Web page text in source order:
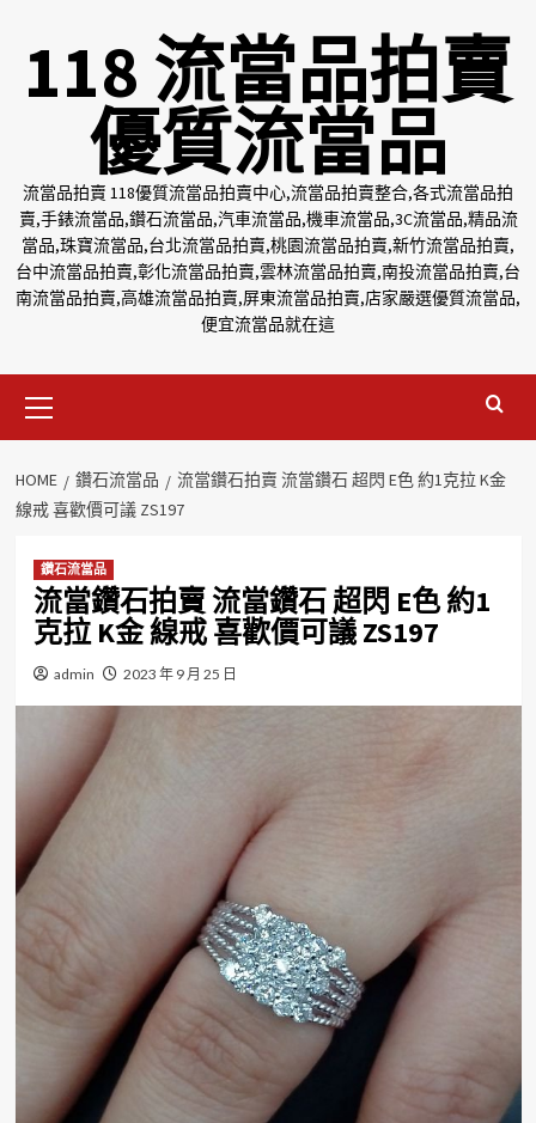
118 流當品拍賣
優質流當品
流當品拍賣 118優質流當品拍賣中心,流當品拍賣整合,各式流當品拍
賣,手錶流當品,鑽石流當品,汽車流當品,機車流當品,3C流當品,精品流
當品,珠寶流當品,台北流當品拍賣,桃園流當品拍賣,新竹流當品拍賣,
台中流當品拍賣,彰化流當品拍賣,雲林流當品拍賣,南投流當品拍賣,台
南流當品拍賣,高雄流當品拍賣,屏東流當品拍賣,店家嚴選優質流當品,
便宜流當品就在這
Menu
HOME 鑽石流當品
流當鑽石拍賣 流當鑽石 超閃 E色 約1克拉 K金
線戒 喜歡價可議 ZS197
鑽石流當品
流當鑽石拍賣 流當鑽石 超閃 E色 約1
克拉 K金 線戒 喜歡價可議 ZS197
admin 2023 年 9 月 25 日